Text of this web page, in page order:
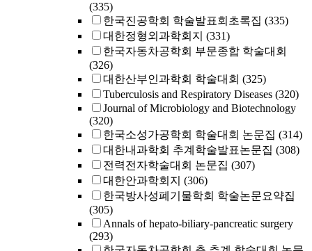
(335)
한국진공학회 학술발표회초록집 (335)
대한정형외과학회지 (331)
한국자동차공학회 부문종합 학술대회
(326)
대한산부인과학회 학술대회 (325)
Tuberculosis and Respiratory Diseases (320)
Journal of Microbiology and Biotechnology
(320)
한국소성가공학회 학술대회 논문집 (314)
대한내과학회 추계학술발표논문집 (308)
전력전자학술대회 논문집 (307)
대한안과학회지 (306)
한국방사성폐기물학회 학술논문요약집
(305)
Annals of hepato-biliary-pancreatic surgery
(293)